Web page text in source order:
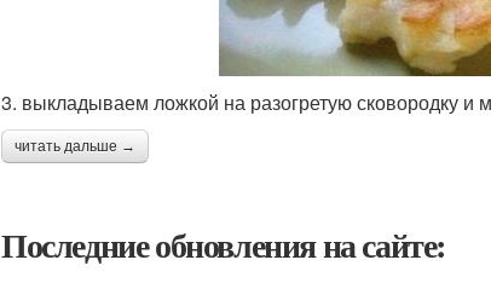
3. выкладываем ложкой на разогретую сковородку
читать дальше →
Последние обновления на сайте: